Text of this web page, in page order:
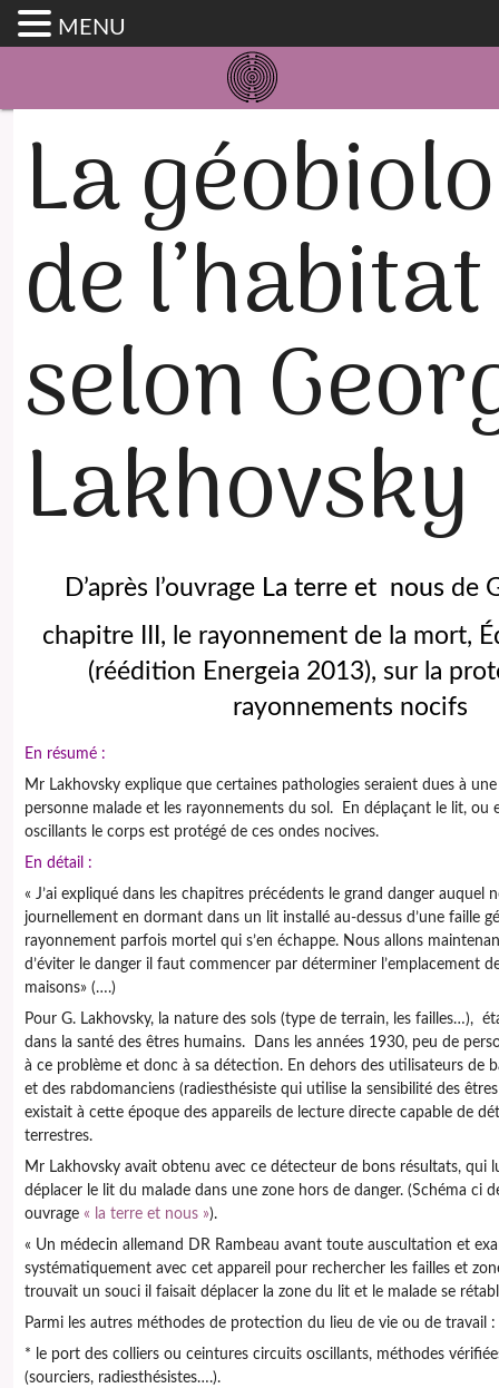
La
de l’habitat
selon
Lakhovsky
D’après l’ouvrage La terre et nousde
chapitre III, le rayonnement de la mort,
(réédition Energeia 2013), sur la
rayonnements nocifs
En résumé :
Mr Lakhovsky explique que certaines pathologies seraient dues à
personne malade et les rayonnements du sol. En déplaçant le lit, ou
oscillants le corps est protégé de ces ondes nocives.
En détail :
« J’ai expliqué dans les chapitres précédents le grand danger auquel
journellement en dormant dans un lit installé au-dessus d’une faille
rayonnement parfois mortel qui s’en échappe. Nous allons
d’éviter le danger il faut commencer par déterminer l’emplacement
maisons» (….)
Pour G. Lakhovsky, la nature des sols (type de terrain, les failles…),
dans la santé des êtres humains. Dans les années 1930, peu de
à ce problème et donc à sa détection. En dehors des utilisateurs de
et des rabdomanciens (radiesthésiste qui utilise la sensibilité des
existait à cette époque des appareils de lecture directe capable de
terrestres.
Mr Lakhovsky avait obtenu avec ce détecteur de bons résultats, qui
déplacer le lit du malade dans une zone hors de danger. (Schéma ci
ouvrage « la terre et nous »).
« Un médecin allemand DR Rambeau avant toute auscultation et
systématiquement avec cet appareil pour rechercher les failles et
trouvait un souci il faisait déplacer la zone du lit et le malade se
Parmi les autres méthodes de protection du lieu de vie ou de travail :
* le port des colliers ou ceintures circuits oscillants, méthodes
(sourciers, radiesthésistes….).
MENU